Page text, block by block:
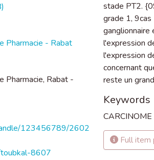
Pharmacie - Rabat
Pharmacie, Rabat -
123456789/2602
8607
stade PT2.
grade 1,
l'expression
l'expression
concernant
reste un
Keywords
Full item